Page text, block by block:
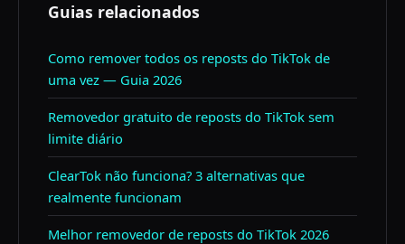
Guias relacionados
Como remover todos os reposts do TikTok de
uma vez — Guia 2026
Removedor gratuito de reposts do TikTok sem
limite diário
ClearTok não funciona? 3 alternativas que
realmente funcionam
Melhor removedor de reposts do TikTok 2026